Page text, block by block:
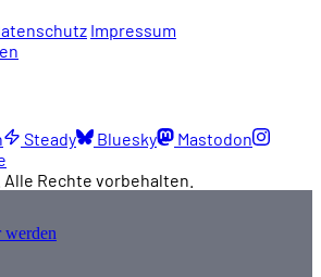
Impressum
Steady Bluesky
Mastodon
Rechte vorbehalten.
werden